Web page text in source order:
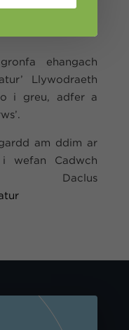
ehangach
Llywodraeth
i greu, adfer a
am ddim ar
wefan Cadwch